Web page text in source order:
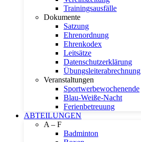
Trainingsausfälle
Dokumente
Satzung
Ehrenordnung
Ehrenkodex
Leitsätze
Datenschutzerklärung
Übungsleiterabrechnung
Veranstaltungen
Sportwerbewochenende
Blau-Weiße-Nacht
Ferienbetreuung
ABTEILUNGEN
A – F
Badminton